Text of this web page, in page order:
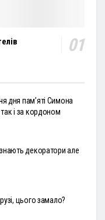
дня пам’яті Симона
і за кордоном
знають декоратори але
цього замало?